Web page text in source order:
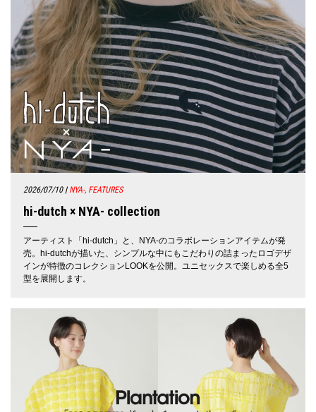
2026/07/10| NYA-, FEATURES
hi-dutch × NYA- collection
アーティスト「hi-dutch」と、NYA-のコラボレーションアイテムが発
売。hi-dutchが描いた、シンプルな中にもこだわりの詰まったロゴデザ
インが特徴のコレクションLOOKを公開。ユニセックスで楽しめる全5
型を展開します。